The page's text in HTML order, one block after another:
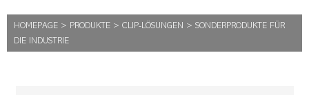
HOMEPAGE > PRODUKTE > CLIP-LÖSUNGEN > SONDERPRODUKTE FÜR
DIE INDUSTRIE